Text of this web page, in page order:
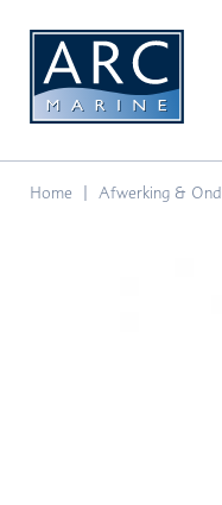
Home Afwerking &